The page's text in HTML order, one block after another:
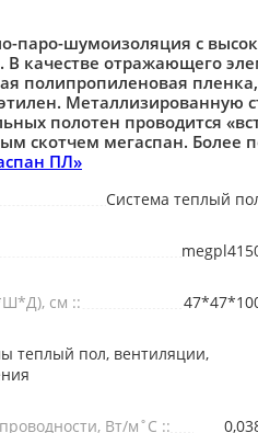
паро-шумоизоляция с
В качестве отражающего
полипропиленовая пленка,
Металлизированную
полотен проводится
скотчем мегаспан. Более
ПЛ»
Система теплый
см ::
теплый пол, вентиляции,
Вт/м˚С ::